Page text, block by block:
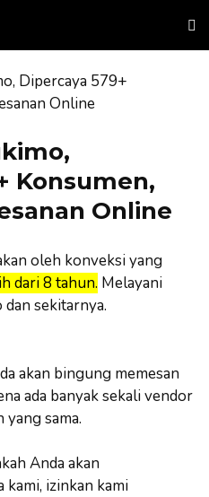
Dipercaya 579+
Online
Konsumen,
Online
oleh konveksi yang
dari 8 tahun. Melayani
dan sekitarnya.
akan bingung memesan
ada banyak sekali vendor
yang sama.
Anda akan
kami, izinkan kami